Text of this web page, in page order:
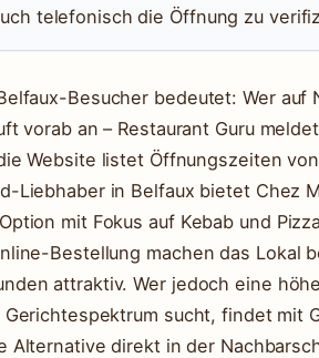
telefonisch die Öffnung zu
Besucher bedeutet: Wer auf
vorab an – Restaurant Guru
Website listet Öffnungszeiten
Liebhaber in Belfaux bietet Chez
mit Fokus auf Kebab und
Bestellung machen das Lokal
attraktiv. Wer jedoch eine
sucht, findet mit
Alternative direkt in der